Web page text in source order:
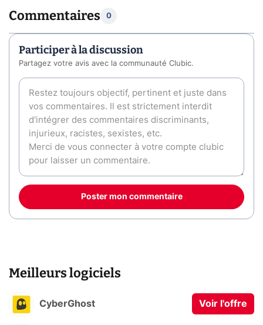
Commentaires 0
Participer à la discussion
Partagez votre avis avec la communauté Clubic.
Poster mon commentaire
Meilleurs logiciels
CyberGhost Voir l'offre